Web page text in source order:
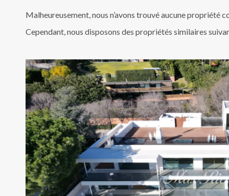
Malheureusement, nous n’avons trouvé aucune propriété
Cependant, nous disposons des propriétés similaires